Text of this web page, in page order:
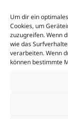
Um dir ein
Cookies, um
zuzugreifen. Wenn
wie das
verarbeiten. Wenn
können bestimmte
Altöttinger